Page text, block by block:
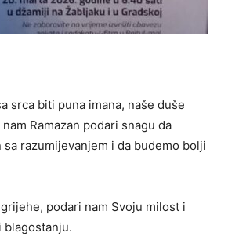
srca biti puna imana, naše duše
Ramazan podari snagu da
sa razumijevanjem i da budemo bolji
podari nam Svoju milost i
blagostanju.